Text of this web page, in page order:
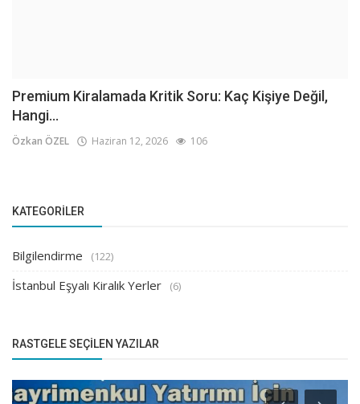
Premium Kiralamada Kritik Soru: Kaç Kişiye Değil,
Hangi...
Özkan ÖZEL Haziran 12, 2026 106
KATEGORILER
Bilgilendirme (122)
İstanbul Eşyalı Kiralık Yerler (6)
RASTGELE SEÇILEN YAZILAR